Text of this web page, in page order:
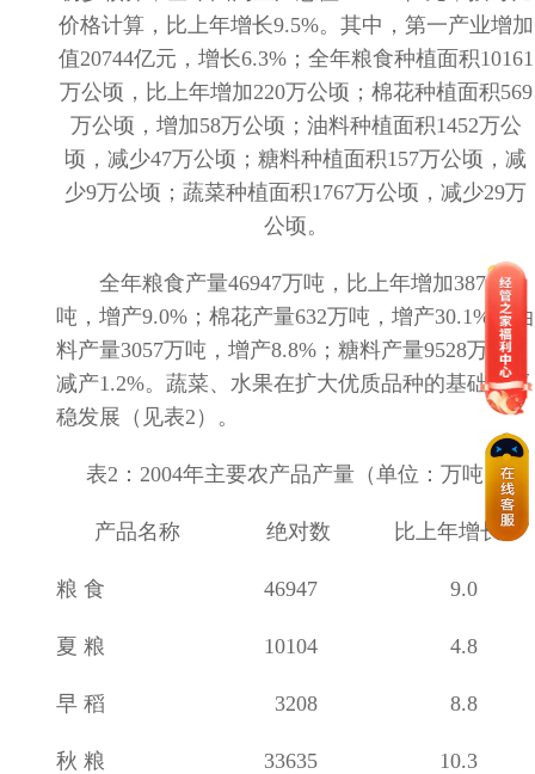
价格计算，比上年增长9.5%。其中，第一产业增加
值20744亿元，增长6.3%；全年粮食种植面积10161
万公顷，比上年增加220万公顷；棉花种植面积569
万公顷，增加58万公顷；油料种植面积1452万公
顷，减少47万公顷；糖料种植面积157万公顷，减
少9万公顷；蔬菜种植面积1767万公顷，减少29万
公顷。
全年粮食产量46947万吨，比上年增加3877 万
吨，增产9.0% ；棉花产量632万吨，增产30.1% ；油
料产量3057万吨，增产8.8% ；糖料产量9528万吨，
减产1.2%。蔬菜、水果在扩大优质品种的基础上平
稳发展（见表2 ）。
表2 ： 2004年主要农产品产量（单位：万吨）
产品名称 绝对数 比上年增长%
粮 食 46947 9.0
夏 粮 10104 4.8
早 稻 3208 8.8
秋 粮 33635 10.3